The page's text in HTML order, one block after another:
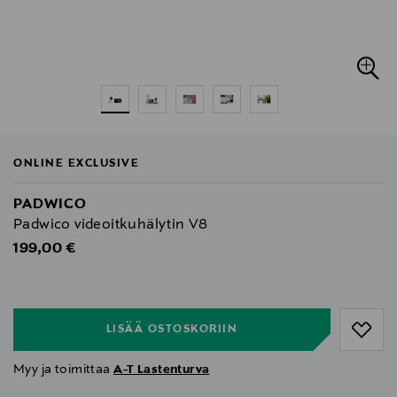
ONLINE EXCLUSIVE
PADWICO
Padwico videoitkuhälytin V8
Original Price
199,00 €
LISÄÄ OSTOSKORIIN
Myy ja toimittaaA-T Lastenturva